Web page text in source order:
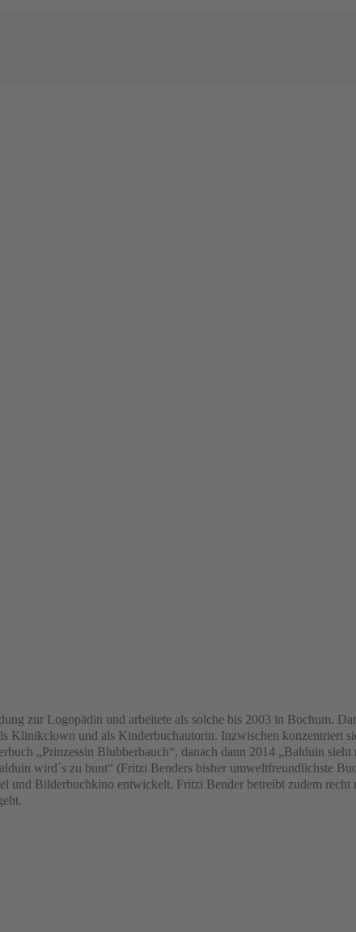
zur Logopädin und arbeitete als solche bis 2003 in Bochum.
Klinikclown und als Kinderbuchautorin. Inzwischen konzentriert
„Prinzessin Blubberbauch“, danach dann 2014 „Balduin
wird´s zu bunt“ (Fritzi Benders bisher umweltfreundlichste
und Bilderbuchkino entwickelt. Fritzi Bender betreibt zudem